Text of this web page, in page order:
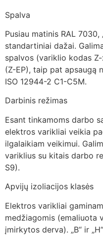
Spalva
Pusiau matinis RAL
standartiniai dažai.
spalvos (variklio kodas
(Z-EP), taip pat apsaugą
ISO 12944-2 C1-C5M.
Darbinis režimas
Esant tinkamoms darbo
elektros varikliai veikia
ilgalaikiam veikimui.
variklius su kitais darbo
S9).
Apvijų izoliacijos klasės
Elektros varikliai
medžiagomis (emaliuota
įmirkytos derva). „B“ ir